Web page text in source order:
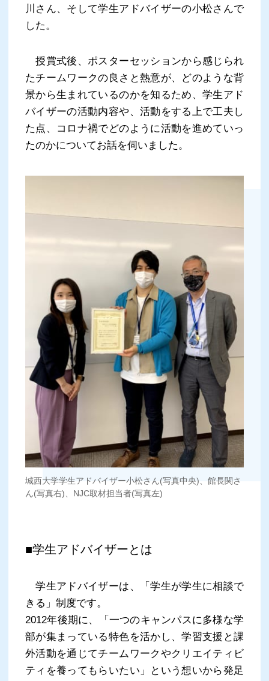
川さん、そして学生アドバイザーの小松さんで
した。
授賞式後、ポスターセッションから感じられ
たチームワークの良さと熱意が、どのような背
景から生まれているのかを知るため、学生アド
バイザーの活動内容や、活動をする上で工夫し
た点、コロナ禍でどのように活動を進めていっ
たのかについてお話を伺いました。
城西大学学生アドバイザー小松さん(写真中央)、館長関さ
ん(写真右)、NJC取材担当者(写真左)
■学生アドバイザーとは
学生アドバイザーは、「学生が学生に相談で
きる」制度です。
2012年後期に、「一つのキャンパスに多様な学
部が集まっている特色を活かし、学習支援と課
外活動を通じてチームワークやクリエイティビ
ティを養ってもらいたい」という想いから発足